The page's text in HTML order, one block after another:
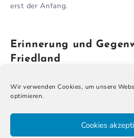
Wir verwenden Cookies, um unsere
optimieren.
Cookies
erst der Anfang.
Erinnerung und
Friedland
Als vorbildliches
Friedland bis heute in Deutschland
liefen und laufen viele
Wie wichtig die Einrichtung für